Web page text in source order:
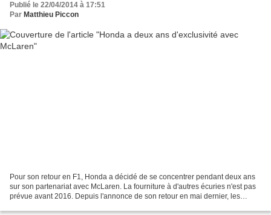
Publié le 22/04/2014 à 17:51
Par Matthieu Piccon
Pour son retour en F1, Honda a décidé de se concentrer pendant deux ans
sur son partenariat avec McLaren. La fourniture à d'autres écuries n'est pas
prévue avant 2016. Depuis l'annonce de son retour en mai dernier, les